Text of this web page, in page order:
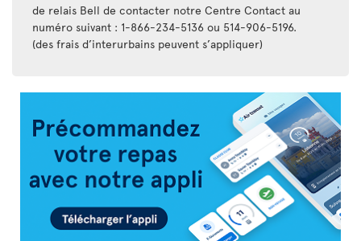
de relais Bell de contacter notre Centre Contact au
numéro suivant : 1-866-234-5136 ou 514-906-5196.
(des frais d’interurbains peuvent s’appliquer)
Air
Transat